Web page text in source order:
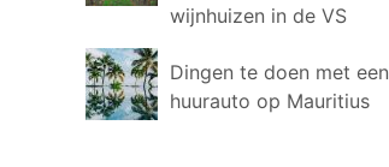
wijnhuizen in de VS
Dingen te doen met een
huurauto op Mauritius